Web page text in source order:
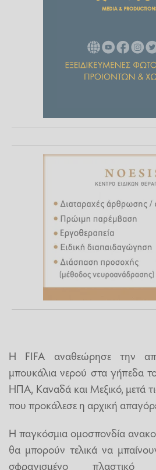
Η FIFA αναθεώρησε την
μπουκάλια νερού στα γήπεδα
ΗΠΑ, Καναδά και Μεξικό, μετά
που προκάλεσε η αρχική
Η παγκόσμια ομοσπονδία
θα μπορούν τελικά να
σφραγισμένο πλαστικό